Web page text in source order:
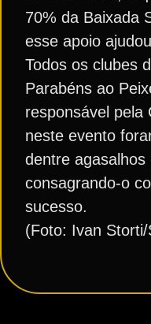
70% da Baixada
esse apoio
Todos os clubes
Parabéns ao
responsável pela
neste evento
dentre agasalhos
consagrando-o
sucesso.
(Foto: Ivan